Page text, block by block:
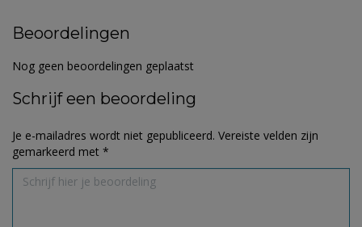
Beoordelingen
Nog geen beoordelingen geplaatst
Schrijf een beoordeling
Je e-mailadres wordt niet gepubliceerd. Vereiste velden zijn
gemarkeerd met *